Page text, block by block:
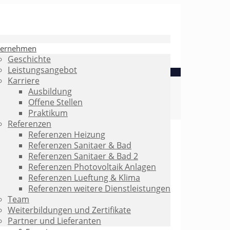
Geschichte
Leistungsangebot
Karriere
Ausbildung
Offene Stellen
Praktikum
Referenzen
Referenzen Heizung
Referenzen Sanitaer & Bad
Referenzen Sanitaer & Bad 2
Referenzen Photovoltaik Anlagen
Referenzen Lueftung & Klima
Referenzen weitere Dienstleistungen
Team
Weiterbildungen und Zertifikate
Partner und Lieferanten